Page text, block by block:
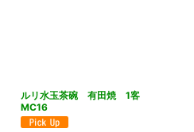
ルリ水玉茶碗 有田焼 1客
MC16